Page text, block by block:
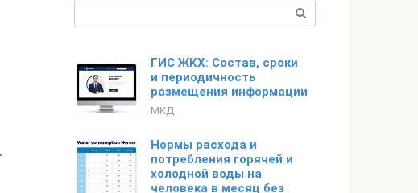
ГИС ЖКХ: Состав, сроки
и периодичность
размещения информации
МКД
Нормы расхода и
потребления горячей и
холодной воды на
человека в месяц без